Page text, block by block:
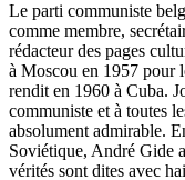
Le parti communiste
comme membre,
rédacteur des pages
à Moscou en 1957 pour
rendit en 1960 à Cuba.
communiste et à toutes
absolument admirable.
Soviétique, André Gide
vérités sont dites avec